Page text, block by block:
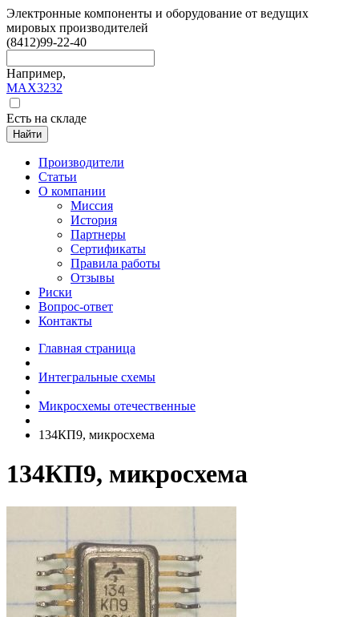
Электронные компоненты и оборудование от ведущих
мировых производителей
(8412)99-22-40
Например,
MAX3232
Есть на складе
Найти
Производители
Статьи
О компании
Миссия
История
Партнеры
Сертификаты
Правила работы
Отзывы
Риски
Вопрос-ответ
Контакты
Главная страница
Интегральные схемы
Микросхемы отечественные
134КП9, микросхема
134КП9, микросхема